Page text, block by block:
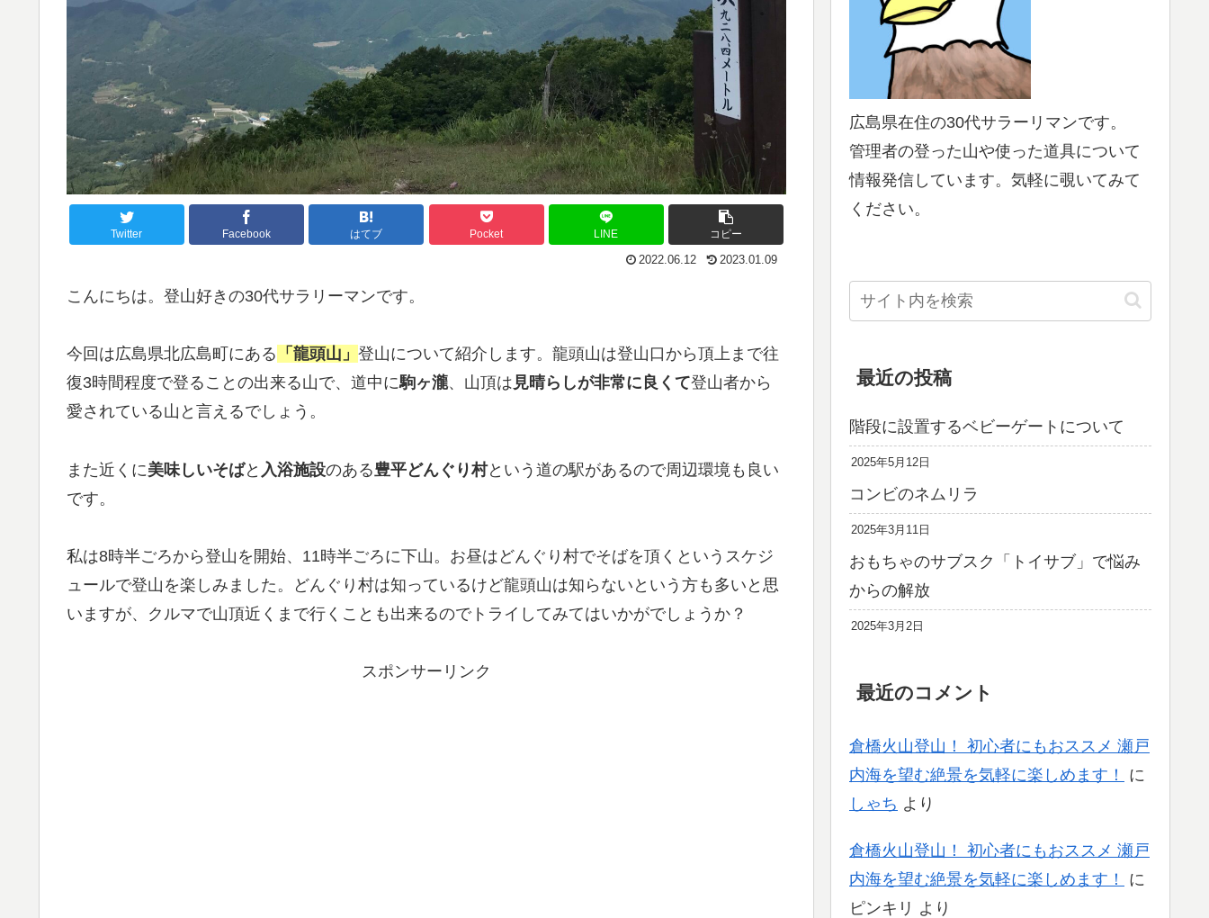
Twitter Facebook はてブ Pocket LINE コピー
2022.06.12 2023.01.09
こんにちは。登山好きの30代サラリーマンです。
今回は広島県北広島町にある 「龍頭山」 登山について紹介します。龍頭山は登山口から頂上まで往
復3時間程度で登ることの出来る山で、道中に駒ヶ瀧、山頂は 見晴らしが非常に良くて登山者から
愛されている山と言えるでしょう。
また近くに美味しいそばと 入浴施設のある豊平どんぐり村という道の駅があるので周辺環境も良い
です。
私は8時半ごろから登山を開始、11時半ごろに下山。お昼はどんぐり村でそばを頂くというスケジ
ュールで登山を楽しみました。どんぐり村は知っているけど龍頭山は知らないという方も多いと思
いますが、クルマで山頂近くまで行くことも出来るのでトライしてみてはいかがでしょうか？
スポンサーリンク
広島県在住の30代サラーリマンです。
管理者の登った山や使った道具について
情報発信しています。気軽に覗いてみて
ください。
最近の投稿
階段に設置するベビーゲートについて
2025年5月12日
コンビのネムリラ
2025年3月11日
おもちゃのサブスク「トイサブ」で悩み
からの解放
2025年3月2日
最近のコメント
倉橋火山登山！ 初心者にもおススメ 瀬戸
内海を望む絶景を気軽に楽しめます！
に
しゃち より
倉橋火山登山！ 初心者にもおススメ 瀬戸
内海を望む絶景を気軽に楽しめます！
に
ピンキリ より